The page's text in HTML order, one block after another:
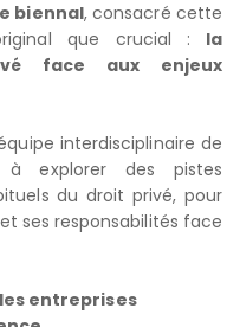
biennal, consacré cette
que crucial : la
face aux enjeux
interdisciplinaire de
à explorer des pistes
du droit privé, pour
ses responsabilités face
entreprises